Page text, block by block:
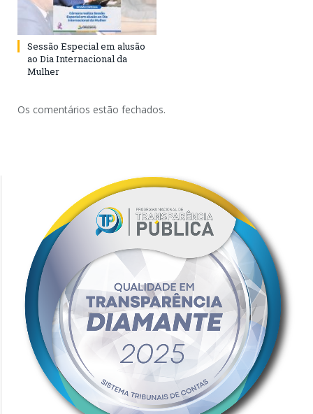
Sessão Especial em alusão
ao Dia Internacional da
Mulher
Os comentários estão fechados.